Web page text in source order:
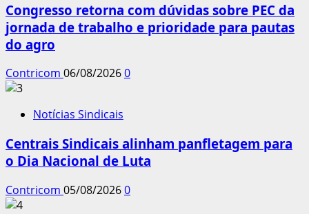
Congresso retorna com dúvidas sobre PEC da
jornada de trabalho e prioridade para pautas
do agro
Contricom 06/08/20260
Notícias Sindicais
Centrais Sindicais alinham panfletagem para
o Dia Nacional de Luta
Contricom 05/08/20260